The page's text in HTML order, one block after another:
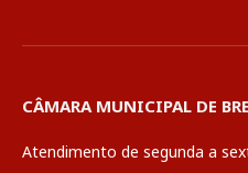
CÂMARA MUNICIPAL DE
Atendimento de segunda a